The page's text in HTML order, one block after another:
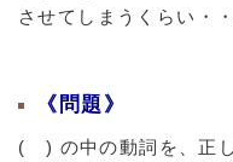
させてしまうくらい・・
《問題》
( ) の中の動詞を、正し